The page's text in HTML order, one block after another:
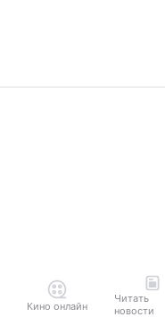
Кино онлайн
Читать
новости